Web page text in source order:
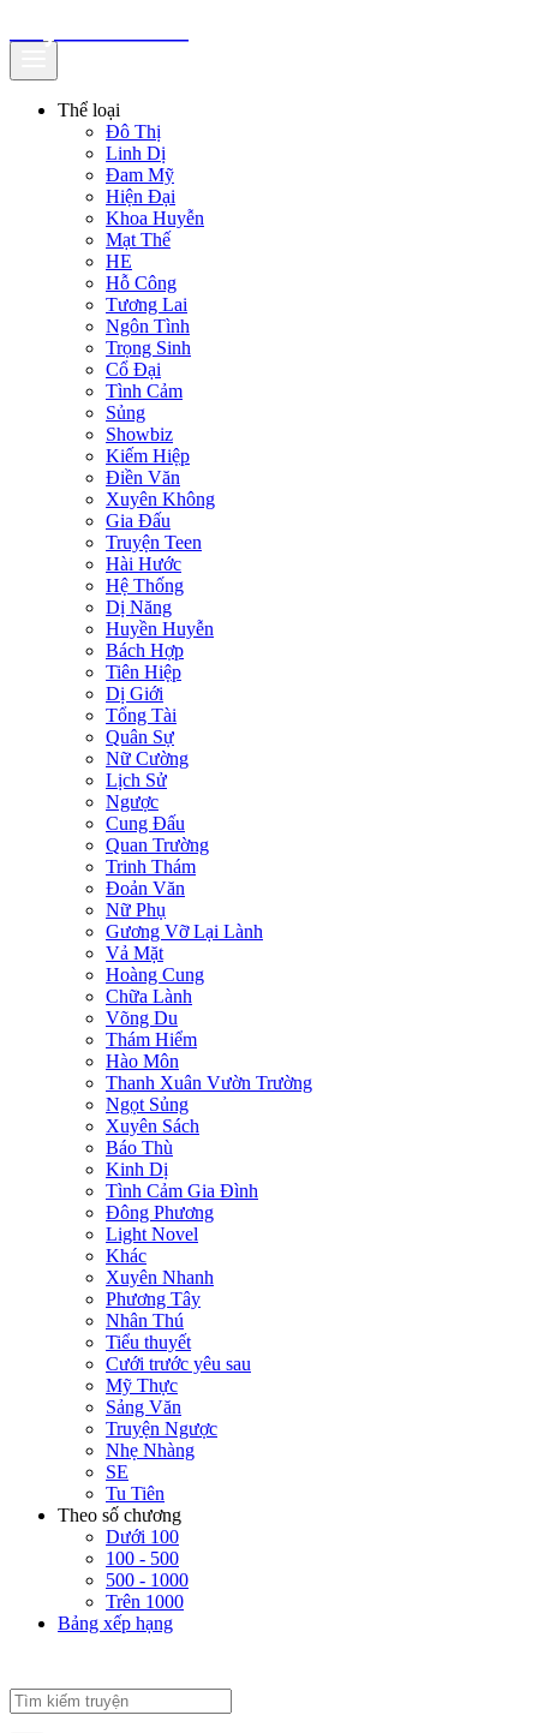
Thể loại
Đô Thị
Linh Dị
Đam Mỹ
Hiện Đại
Khoa Huyễn
Mạt Thế
HE
Hỗ Công
Tương Lai
Ngôn Tình
Trọng Sinh
Cổ Đại
Tình Cảm
Sủng
Showbiz
Kiếm Hiệp
Điền Văn
Xuyên Không
Gia Đấu
Truyện Teen
Hài Hước
Hệ Thống
Dị Năng
Huyền Huyễn
Bách Hợp
Tiên Hiệp
Dị Giới
Tổng Tài
Quân Sự
Nữ Cường
Lịch Sử
Ngược
Cung Đấu
Quan Trường
Trinh Thám
Đoản Văn
Nữ Phụ
Gương Vỡ Lại Lành
Vả Mặt
Hoàng Cung
Chữa Lành
Võng Du
Thám Hiểm
Hào Môn
Thanh Xuân Vườn Trường
Ngọt Sủng
Xuyên Sách
Báo Thù
Kinh Dị
Tình Cảm Gia Đình
Đông Phương
Light Novel
Khác
Xuyên Nhanh
Phương Tây
Nhân Thú
Tiểu thuyết
Cưới trước yêu sau
Mỹ Thực
Sảng Văn
Truyện Ngược
Nhẹ Nhàng
SE
Tu Tiên
Theo số chương
Dưới 100
100 - 500
500 - 1000
Trên 1000
Bảng xếp hạng